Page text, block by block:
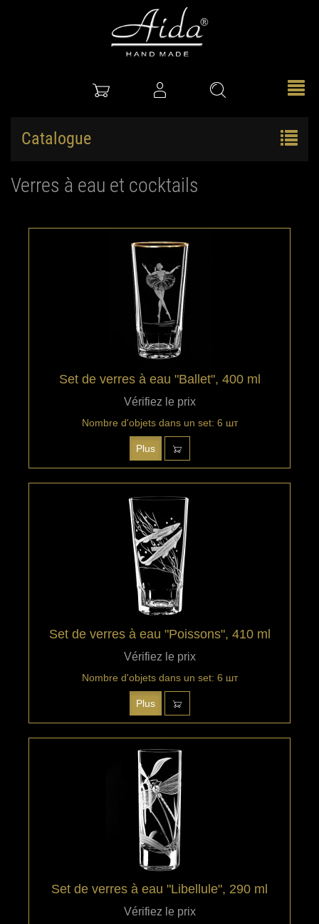
Catalogue
Verres à eau et cocktails
Set de verres à eau "Ballet", 400 ml
Vérifiez le prix
Nombre d'objets dans un set: 6 шт
Plus
Set de verres à eau "Poissons", 410 ml
Vérifiez le prix
Nombre d'objets dans un set: 6 шт
Plus
Set de verres à eau "Libellule", 290 ml
Vérifiez le prix